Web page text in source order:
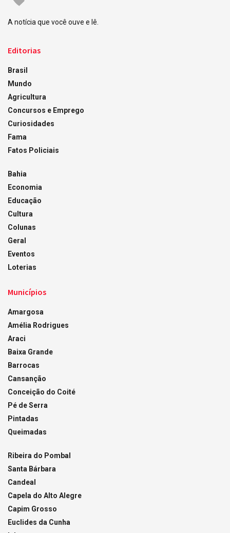
A notícia que você ouve e lê.
Editorias
Brasil
Mundo
Agricultura
Concursos e Emprego
Curiosidades
Fama
Fatos Policiais
Bahia
Economia
Educação
Cultura
Colunas
Geral
Eventos
Loterias
Municípios
Amargosa
Amélia Rodrigues
Araci
Baixa Grande
Barrocas
Cansanção
Conceição do Coité
Pé de Serra
Pintadas
Queimadas
Ribeira do Pombal
Santa Bárbara
Candeal
Capela do Alto Alegre
Capim Grosso
Euclides da Cunha